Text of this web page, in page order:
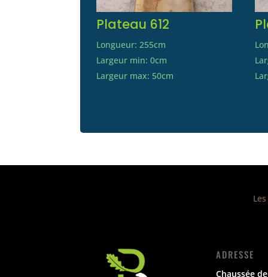
Plateau 612
Longueur: 255cm
Largeur min: 0cm
Largeur max: 50cm
ADRESSE
Chaussée